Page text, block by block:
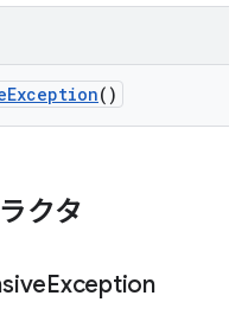
Exception()
クタ
Exception